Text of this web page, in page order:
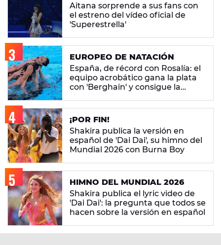
Aitana sorprende a sus fans con
el estreno del vídeo oficial de
'Superestrella'
EUROPEO DE NATACIÓN
España, de récord con Rosalía: el
equipo acrobático gana la plata
con 'Berghain' y consigue la
¡POR FIN!
Shakira publica la versión en
español de 'Dai Dai', su himno del
Mundial 2026 con Burna Boy
HIMNO DEL MUNDIAL 2026
Shakira publica el lyric video de
'Dai Dai': la pregunta que todos se
hacen sobre la versión en español